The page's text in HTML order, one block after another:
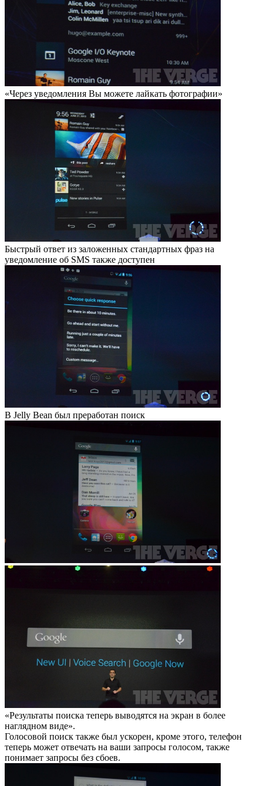
«Через уведомления Вы можете лайкать фотографии»
Быстрый ответ из заложенных стандартных фраз на
уведомление об SMS также доступен
В Jelly Bean был преработан поиск
«Результаты поиска теперь выводятся на экран в более
наглядном виде».
Голосовой поиск также был ускорен, кроме этого, телефон
теперь может отвечать на ваши запросы голосом, также
понимает запросы без сбоев.